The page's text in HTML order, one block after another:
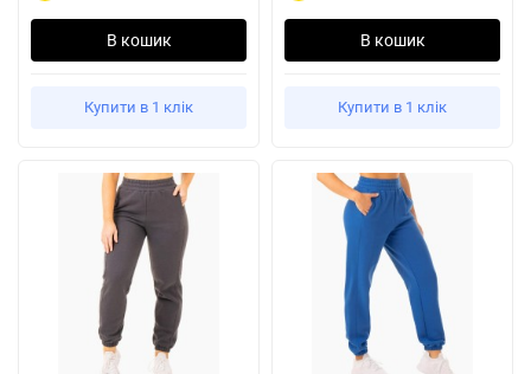
В кошик
Купити в 1 клік
В кошик
Купити в 1 клік